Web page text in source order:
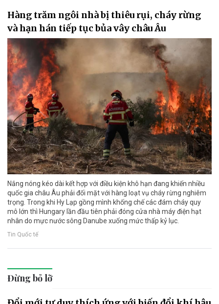
Hàng trăm ngôi nhà bị thiêu rụi, cháy rừng
và hạn hán tiếp tục bủa vây châu Âu
Nắng nóng kéo dài kết hợp với điều kiện khô hạn đang khiến nhiều
quốc gia châu Âu phải đối mặt với hàng loạt vụ cháy rừng nghiêm
trọng. Trong khi Hy Lạp gồng mình khống chế các đám cháy quy
mô lớn thì Hungary lần đầu tiên phải đóng cửa nhà máy điện hạt
nhân do mực nước sông Danube xuống mức thấp kỷ lục.
Tin Quốc tế
Đừng bỏ lỡ